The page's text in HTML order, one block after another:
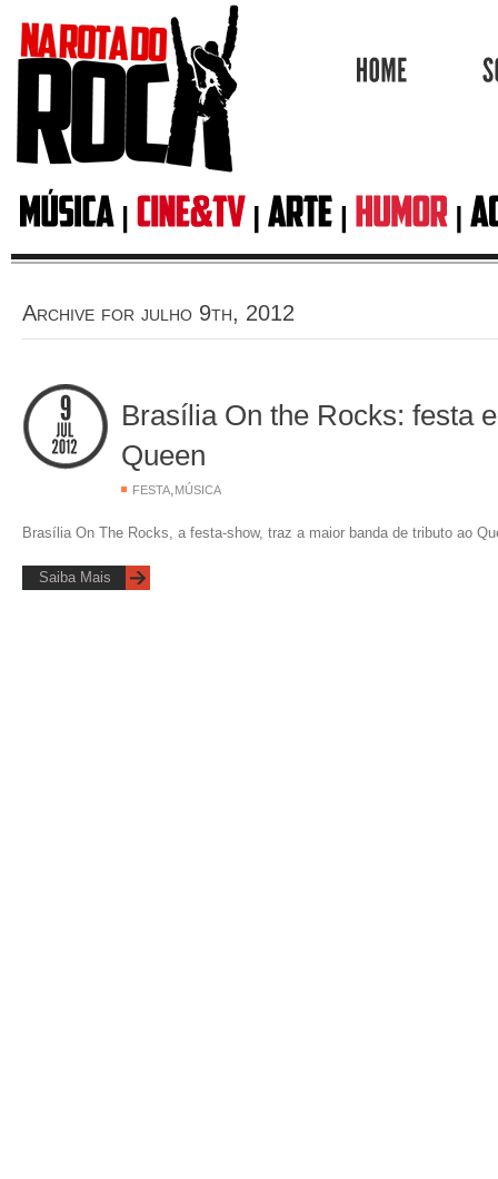
Archive for julho 9th, 2012
Brasília On the Rocks: festa
Queen
FESTA, MÚSICA
Brasília On The Rocks, a festa-show, traz a maior banda de tributo ao
Saiba Mais